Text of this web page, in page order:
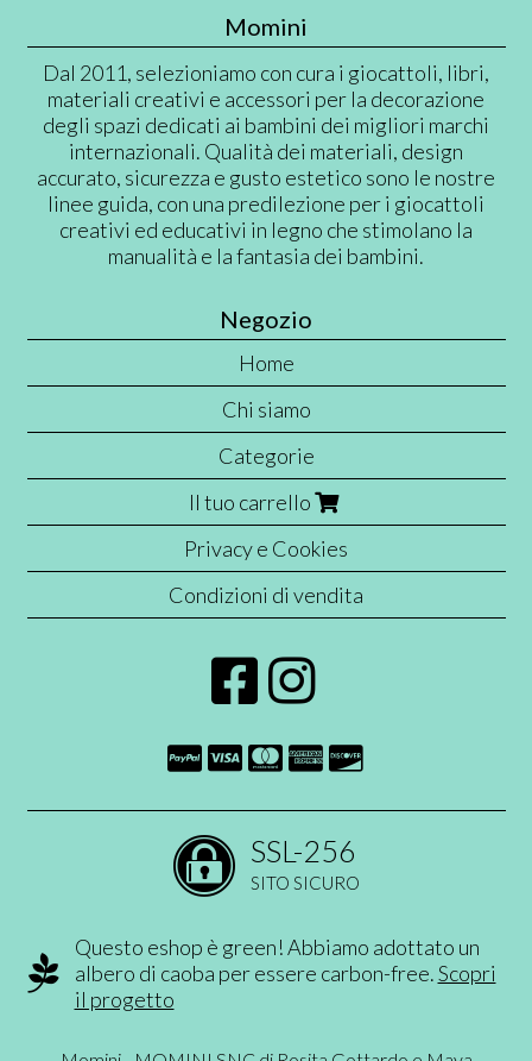
Momini
Dal 2011, selezioniamo con cura i giocattoli, libri,
materiali creativi e accessori per la decorazione
degli spazi dedicati ai bambini dei migliori marchi
internazionali. Qualità dei materiali, design
accurato, sicurezza e gusto estetico sono le nostre
linee guida, con una predilezione per i giocattoli
creativi ed educativi in legno che stimolano la
manualità e la fantasia dei bambini.
Negozio
Home
Chi siamo
Categorie
Il tuo carrello
Privacy e Cookies
Condizioni di vendita
SSL-256
SITO SICURO
Questo eshop è green! Abbiamo adottato un
albero di caoba per essere carbon-free.Scopri
il progetto